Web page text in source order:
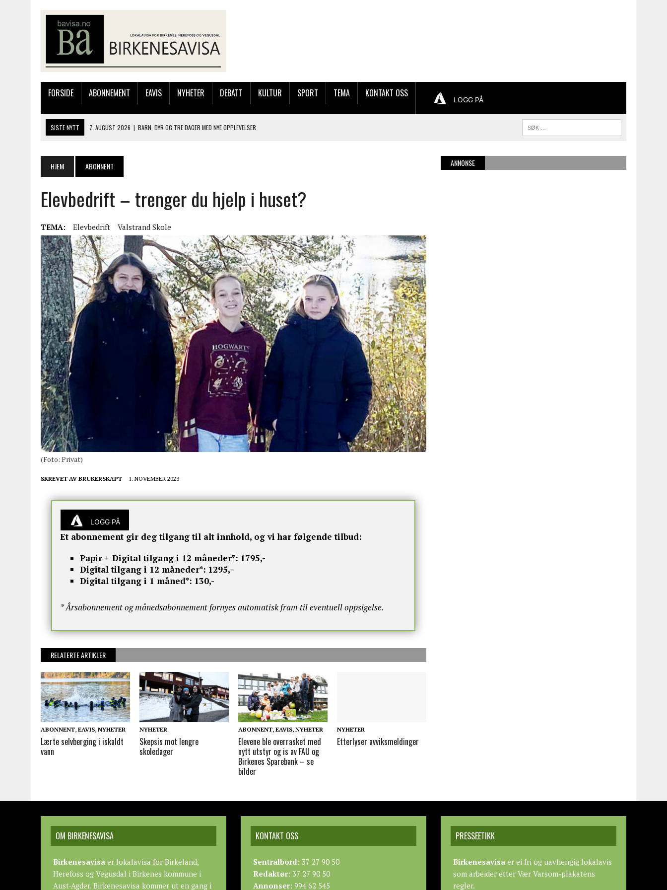
FORSIDE ABONNEMENT EAVIS NYHETER DEBATT KULTUR SPORT TEMA KONTAKT OSS
LOGG PÅ
SISTE NYTT 7. AUGUST 2026 | BARN, DYR OG TRE DAGER MED NYE OPPLEVELSER
6. AUGUST 2026 | BYGGING AV FLATBUNNINGER PÅ MUSEET
7. AUGUST 2026
FLYTTER PRODUKSJONEN TIL OSLO: FLERE MISTER JOBBEN VED SYNKRON MEDIA
HJEM ABONNENT
Elevbedrift – trenger du hjelp i huset?
TEMA: Elevbedrift Valstrand Skole
(Foto: Privat)
SKREVET AV BRUKERSKAPT 1. NOVEMBER 2023
LOGG PÅ
Et abonnement gir deg tilgang til alt innhold, og vi har følgende tilbud:
Papir + Digital tilgang i 12 måneder*: 1795,-
Digital tilgang i 12 måneder*: 1295,-
Digital tilgang i 1 måned*: 130,-
* Årsabonnement og månedsabonnement fornyes automatisk fram til eventuell oppsigelse.
RELATERTE ARTIKLER
ABONNENT, EAVIS, NYHETER
Lærte selvberging i iskaldt
vann
NYHETER
Skepsis mot lengre
skoledager
ABONNENT,EAVIS,NYHETER
Elevene ble overrasket med
nytt utstyr og is av FAU og
Birkenes Sparebank – se
bilder
NYHETER
Etterlyser avviksmeldinger
ANNONSE
OM BIRKENESAVISA
Birkenesavisa er lokalavisa for Birkeland,
Herefoss og Vegusdal i Birkenes kommune i
Aust-Agder. Birkenesavisa kommer ut en gang i
KONTAKT OSS
Sentralbord: 37 27 90 50
Redaktør: 37 27 90 50
Annonser: 994 62 545
PRESSEETIKK
Birkenesavisa er ei fri og uavhengig lokalavis
som arbeider etterVær Varsom-plakatens
regler.